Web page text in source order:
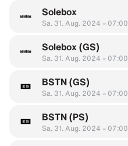
Solebox
Sa. 31. Aug. 2024 – 07:00
Solebox (GS)
Sa. 31. Aug. 2024 – 07:00
BSTN (GS)
Sa. 31. Aug. 2024 – 07:00
BSTN (PS)
Sa. 31. Aug. 2024 – 07:00